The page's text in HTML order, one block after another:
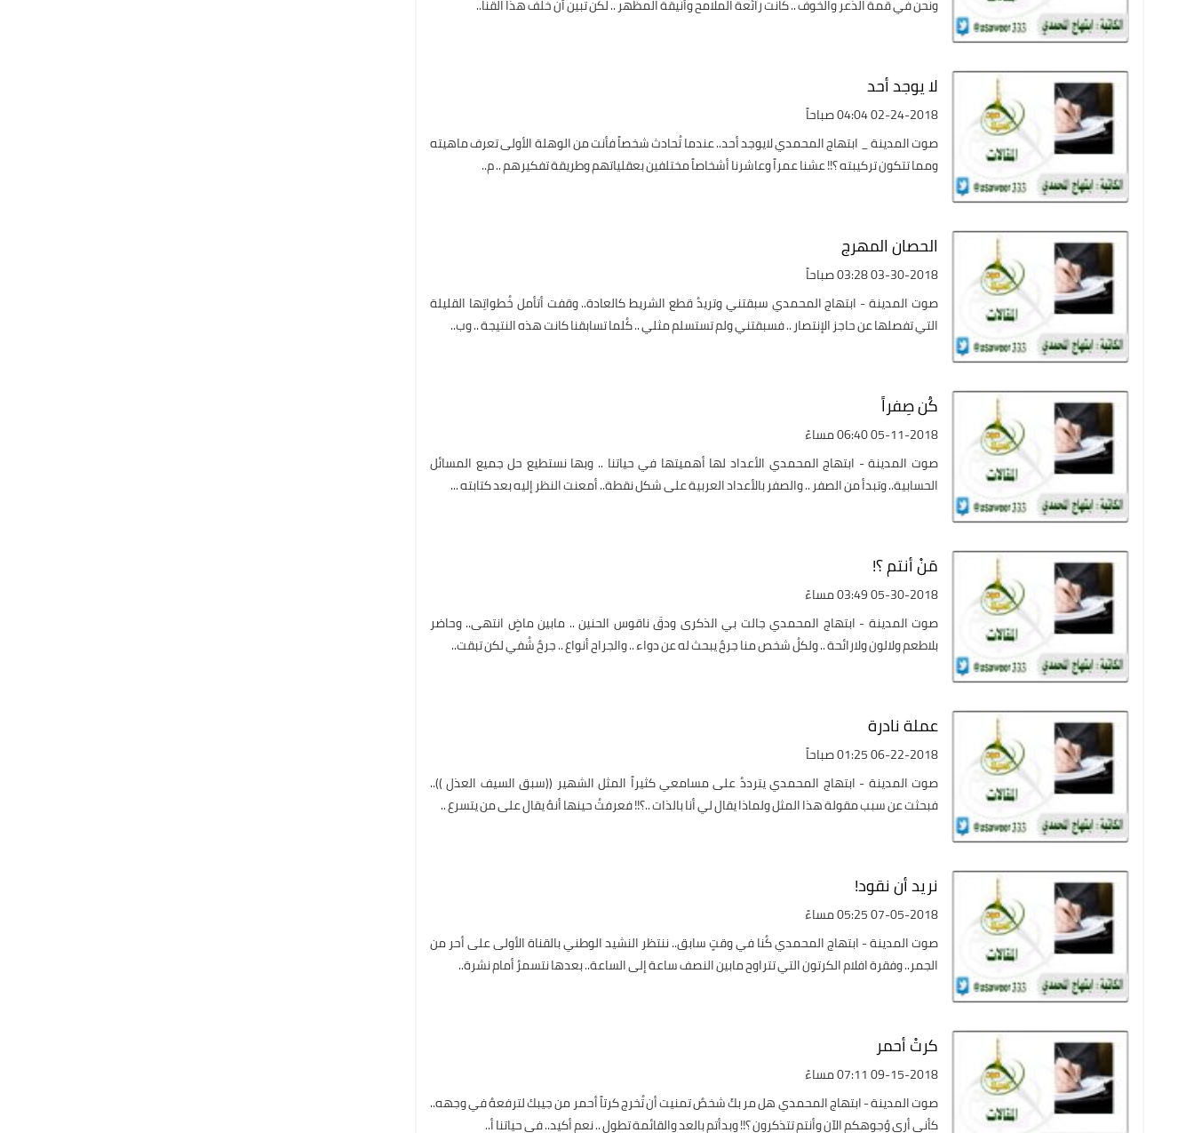
ونحن في قمة الذعر والخوف .. كانت رائعة الملامح وأنيقة المظهر .. لكن تبين أن خلف هذا القنا..
لا يوجد أحد
02-24-2018 04:04 صباحاً
صوت المدينة _ ابتهاج المحمدي لايوجد أحد.. عندما تُحادث شخصاً فأنت من الوهلة الأولى تعرف ماهيته
ومما تتكون تركيبته ؟!! عشنا عمراً وعاشرنا أشخاصاً مختلفين بعقلياتهم وطريقة تفكيرهم .. م..
الحصان المهرج
03-30-2018 03:28 صباحاً
صوت المدينة - ابتهاج المحمدي سبقتني وتريدُ قطع الشريط كالعادة.. وقفت أتأمل خُطواتِها القليلة
التي تفصلها عن حاجز الإنتصار .. فسبقتني ولم تستسلم مثلي .. كُلما تسابقنا كانت هذه النتيجة .. وب..
كُن صِفراً
05-11-2018 06:40 مساءً
صوت المدينة - ابتهاج المحمدي الأعداد لها أهميتها في حياتنا .. وبها نستطيع حل جميع المسائل
الحسابية.. وتبدأ من الصفر .. والصفر بالأعداد العربية على شكل نقطة.. أمعنت النظر إليه بعد كتابته ...
مَنْ أنتم ؟!
05-30-2018 03:49 مساءً
صوت المدينة - ابتهاج المحمدي جالت بي الذكرى ودقَ ناقوس الحنين .. مابين ماضٍ انتهى.. وحاضر
بلاطعم ولالون ولارائحة .. ولكلُ شخص منا جرحٌ يبحث له عن دواء .. والجراح أنواع .. جرحٌ شُفي لكن تبقت..
عملة نادرة
06-22-2018 01:25 صباحاً
صوت المدينة - ابتهاج المحمدي يترددُ على مسامعي كثيراً المثل الشهير ((سبق السيف العذل ))..
فبحثت عن سبب مقولة هذا المثل ولماذا يقال لي أنا بالذات ..؟!! فعرفتُ حينها أنهُ يقال على من يتسرع ..
نريد أن نقود!
07-05-2018 05:25 مساءً
صوت المدينة - ابتهاج المحمدي كُنا في وقتٍ سابق.. ننتظر النشيد الوطني بالقناة الأولى على أحر من
الجمر.. وفقرة افلام الكرتون التي تتراوح مابين النصف ساعة إلى الساعة.. بعدها نتسمرُ أمام نشرة..
كرتْ أحمر
09-15-2018 07:11 مساءً
صوت المدينة - ابتهاج المحمدي هل مر بكَ شخصٌ تمنيت أن تُخرج كرتاً أحمر من جيبك لترفعهُ في وجهه..
كأني أرى وُجوهكم الآن وأنتم تتذكرون ؟!! وبدأتم بالعد والقائمة تطول .. نعم أكيد.. في حياتنا أ..